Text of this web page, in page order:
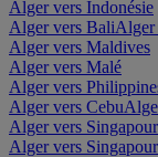
Alger vers Indonésie
Alger vers BaliAlger
Alger vers Maldives
Alger vers Malé
Alger vers
Alger vers Cebu
Alger vers Singapour
Alger vers Singapour